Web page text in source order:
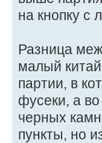
на кнопку с
Разница
малый
партии, в
фусеки, а
черных
пункты, но